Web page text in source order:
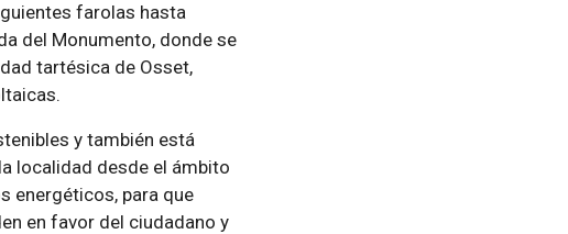
farolas hasta
del Monumento, donde se
tartésica de Osset,
y también está
localidad desde el ámbito
energéticos, para que
en favor del ciudadano y